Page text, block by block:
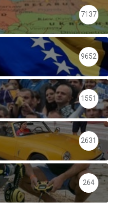
7137
9652
1551
2631
264